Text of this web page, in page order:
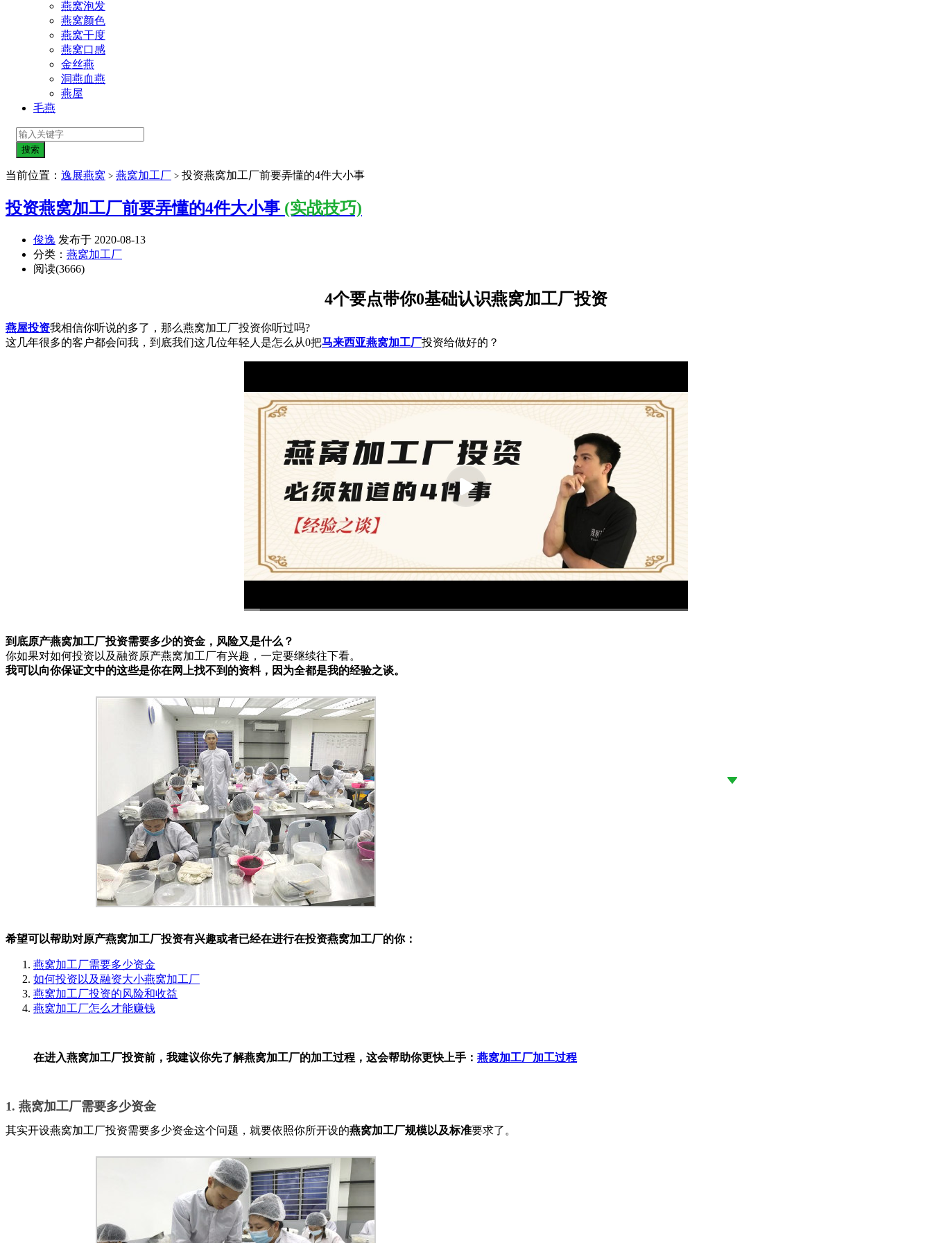
燕窝泡发
燕窝颜色
燕窝干度
燕窝口感
金丝燕
洞燕血燕
燕屋
毛燕
当前位置： 逸展燕窝 > 燕窝加工厂 > 投资燕窝加工厂前要弄懂的4件大小事
投资燕窝加工厂前要弄懂的4件大小事 (实战技巧)
俊逸 发布于 2020-08-13
分类： 燕窝加工厂
阅读(3666)
4个要点带你0基础认识燕窝加工厂投资
燕屋投资我相信你听说的多了，那么燕窝加工厂投资你听过吗?
这几年很多的客户都会问我，到底我们这几位年轻人是怎么从0把马来西亚燕窝加工厂投资给做好的？
到底原产燕窝加工厂投资需要多少的资金，风险又是什么？
你如果对如何投资以及融资原产燕窝加工厂有兴趣，一定要继续往下看。
我可以向你保证文中的这些是你在网上找不到的资料，因为全都是我的经验之谈。
希望可以帮助对原产燕窝加工厂投资有兴趣或者已经在进行在投资燕窝加工厂的你：
燕窝加工厂需要多少资金
如何投资以及融资大小燕窝加工厂
燕窝加工厂投资的风险和收益
燕窝加工厂怎么才能赚钱
在进入燕窝加工厂投资前，我建议你先了解燕窝加工厂的加工过程，这会帮助你更快上手： 燕窝加工厂加工过程
1. 燕窝加工厂需要多少资金
其实开设燕窝加工厂投资需要多少资金这个问题，就要依照你所开设的燕窝加工厂规模以及标准要求了。